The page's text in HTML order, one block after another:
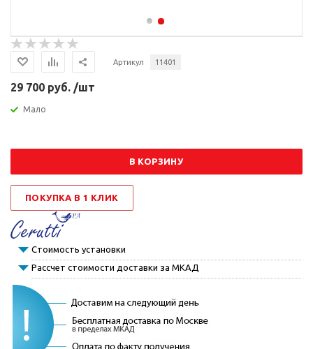
Артикул 11401
29 700 руб. /шт
Мало
В КОРЗИНУ
ПОКУПКА В 1 КЛИК
Стоимость установки
Рассчет стоимости доставки за МКАД